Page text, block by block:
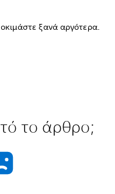
ξανά αργότερα.
το άρθρο;